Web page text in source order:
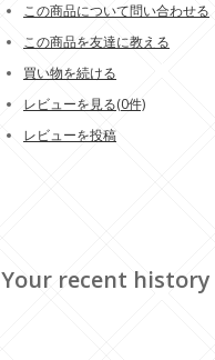
この商品について問い合わせる
この商品を友達に教える
買い物を続ける
レビューを見る(0件)
レビューを投稿
Your recent history